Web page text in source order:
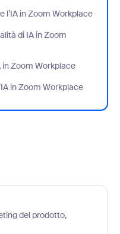
l’IA in Zoom Workplace
te l’IA in Zoom Workplace
di IA in Zoom
di IA in Zoom
in Zoom Workplace
in Zoom Workplace
in Zoom Workplace
l’IA in Zoom Workplace
del prodotto,